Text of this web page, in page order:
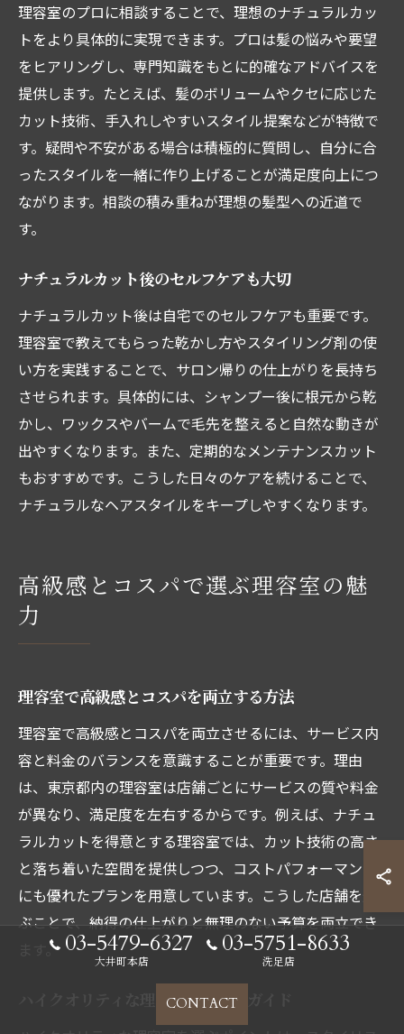
理容室のプロに相談することで、理想のナチュラルカッ
トをより具体的に実現できます。プロは髪の悩みや要望
をヒアリングし、専門知識をもとに的確なアドバイスを
提供します。たとえば、髪のボリュームやクセに応じた
カット技術、手入れしやすいスタイル提案などが特徴で
す。疑問や不安がある場合は積極的に質問し、自分に合
ったスタイルを一緒に作り上げることが満足度向上につ
ながります。相談の積み重ねが理想の髪型への近道で
す。
ナチュラルカット後のセルフケアも大切
ナチュラルカット後は自宅でのセルフケアも重要です。
理容室で教えてもらった乾かし方やスタイリング剤の使
い方を実践することで、サロン帰りの仕上がりを長持ち
させられます。具体的には、シャンプー後に根元から乾
かし、ワックスやバームで毛先を整えると自然な動きが
出やすくなります。また、定期的なメンテナンスカット
もおすすめです。こうした日々のケアを続けることで、
ナチュラルなヘアスタイルをキープしやすくなります。
高級感とコスパで選ぶ理容室の魅
力
理容室で高級感とコスパを両立する方法
理容室で高級感とコスパを両立させるには、サービス内
容と料金のバランスを意識することが重要です。理由
は、東京都内の理容室は店舗ごとにサービスの質や料金
が異なり、満足度を左右するからです。例えば、ナチュ
ラルカットを得意とする理容室では、カット技術の高さ
と落ち着いた空間を提供しつつ、コストパフォーマンス
にも優れたプランを用意しています。こうした店舗を選
ぶことで、納得の仕上がりと無理のない予算を両立でき
ます。
ハイクオリティな理容室の選び方ガイド
03-5479-6327
大井町本店
03-5751-8633
洗足店
CONTACT